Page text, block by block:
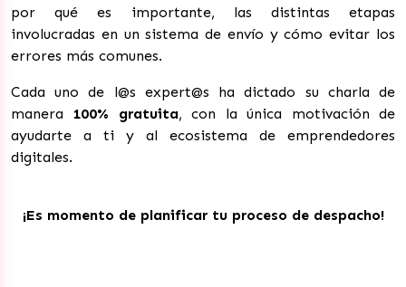
por qué es importante, las distintas etapas
involucradas en un sistema de envío y cómo evitar los
errores más comunes.
Cada uno de l@s expert@s ha dictado su charla de
manera 100% gratuita, con la única motivación de
ayudarte a ti y al ecosistema de emprendedores
digitales.
¡Es momento de planificar tu proceso de despacho!